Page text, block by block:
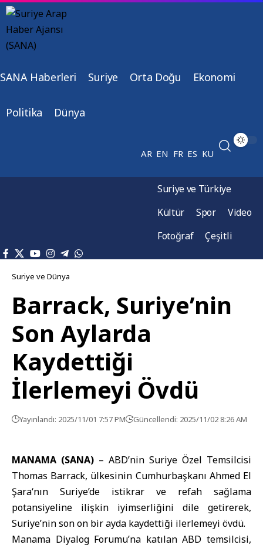
SANA Haberleri Suriye Orta Doğu Ekonomi
Politika Dünya
AR EN FR ES KU
Suriye ve Türkiye
Kültür
Spor
Video
Fotoğraf
Çeşitli
Suriye ve Dünya
Barrack, Suriye’nin
Son Aylarda
Kaydettiği
İlerlemeyi Övdü
Yayınlandı: 2025/11/01 7:57 PM Güncellendi: 2025/11/02 8:26 AM
MANAMA (SANA) – ABD’nin Suriye Özel Temsilcisi
Thomas Barrack, ülkesinin Cumhurbaşkanı Ahmed El
Şara‘nın Suriye’de istikrar ve refah sağlama
potansiyeline ilişkin iyimserliğini dile getirerek,
Suriye’nin son on bir ayda kaydettiği ilerlemeyi övdü.
Manama Diyalog Forumu’na katılan ABD temsilcisi,